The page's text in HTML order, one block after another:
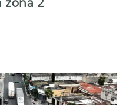
zona 2